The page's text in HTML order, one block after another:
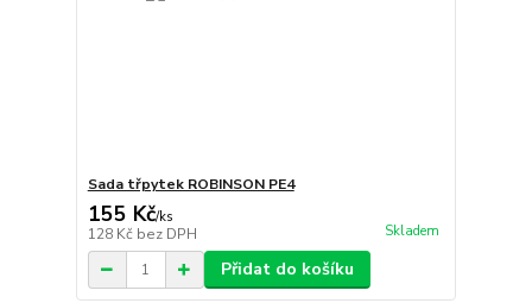
Sada třpytek ROBINSON PE4
155 Kč/ks
128 Kč bez DPH Skladem
Přidat do košíku